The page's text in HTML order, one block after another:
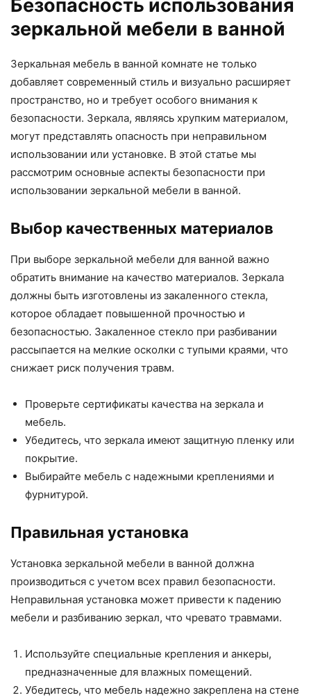
Безопасность использования
зеркальной мебели в ванной
Зеркальная мебель в ванной комнате не только
добавляет современный стиль и визуально расширяет
пространство, но и требует особого внимания к
безопасности. Зеркала, являясь хрупким материалом,
могут представлять опасность при неправильном
использовании или установке. В этой статье мы
рассмотрим основные аспекты безопасности при
использовании зеркальной мебели в ванной.
Выбор качественных материалов
При выборе зеркальной мебели для ванной важно
обратить внимание на качество материалов. Зеркала
должны быть изготовлены из закаленного стекла,
которое обладает повышенной прочностью и
безопасностью. Закаленное стекло при разбивании
рассыпается на мелкие осколки с тупыми краями, что
снижает риск получения травм.
Проверьте сертификаты качества на зеркала и
мебель.
Убедитесь, что зеркала имеют защитную пленку или
покрытие.
Выбирайте мебель с надежными креплениями и
фурнитурой.
Правильная установка
Установка зеркальной мебели в ванной должна
производиться с учетом всех правил безопасности.
Неправильная установка может привести к падению
мебели и разбиванию зеркал, что чревато травмами.
Используйте специальные крепления и анкеры,
предназначенные для влажных помещений.
Убедитесь, что мебель надежно закреплена на стене